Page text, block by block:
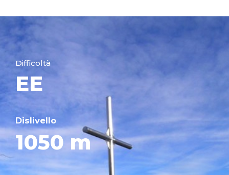
Difficoltà
EE
Dislivello
1050 m